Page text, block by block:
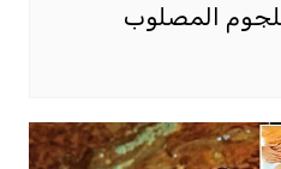
المصلوب